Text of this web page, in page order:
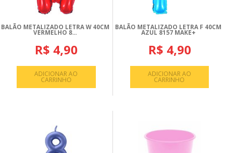
BALÃO METALIZADO LETRA W 40CM
VERMELHO 8...
R$ 4,90
ADICIONAR AO
CARRINHO
BALÃO METALIZADO LETRA F 40CM
AZUL 8157 MAKE+
R$ 4,90
ADICIONAR AO
CARRINHO